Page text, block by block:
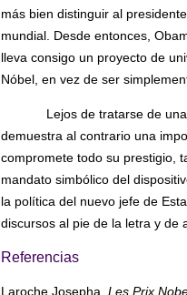
más bien distinguir al
mundial. Desde entonces,
lleva consigo un proyecto de
Nóbel, en vez de ser
Lejos de tratarse de
demuestra al contrario una
compromete todo su prestigio,
mandato simbólico del
la política del nuevo jefe de
discursos al pie de la letra y de
Referencias
Laroche Josepha, Les Prix